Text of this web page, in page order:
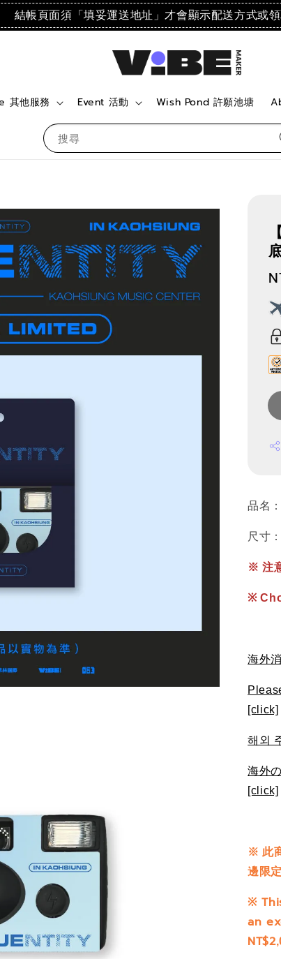
結帳頁面須「填妥運送地址」才會顯示配送方式或領
搜尋
其他服務 Event 活動 Wish Pond 許願池塘
品名
尺寸
※ 注
※
海外
[click]
해외
海外
[click]
※ 此
邊限
※
an
NT$2